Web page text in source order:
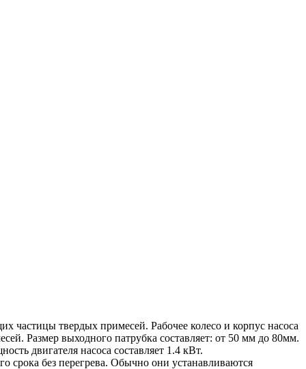
частицы твердых примесей. Рабочее колесо и корпус насоса
Размер выходного патрубка составляет: от 50 мм до 80мм.
двигателя насоса составляет 1.4 кВт.
срока без перегрева. Обычно они устанавливаются